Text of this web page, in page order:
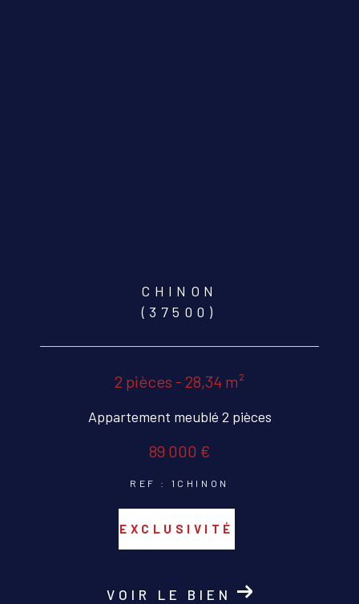
CHINON
(37500)
2 pièces - 28,34 m²
Appartement meublé 2 pièces
89 000 €
REF : 1CHINON
EXCLUSIVITÉ
VOIR LE BIEN